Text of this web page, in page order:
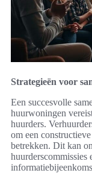
Strategieën voor
Een succesvolle
huurwoningen
huurders.
om een
betrekken. Dit kan
huurderscommissies